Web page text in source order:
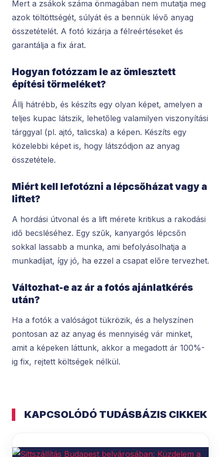
Mert a zsákok száma önmagában nem mutatja meg
azok töltöttségét, súlyát és a bennük lévő anyag
összetételét. A fotó kizárja a félreértéseket és
garantálja a fix árat.
Hogyan fotózzam le az ömlesztett
építési törmeléket?
Állj hátrébb, és készíts egy olyan képet, amelyen a
teljes kupac látszik, lehetőleg valamilyen viszonyítási
tárggyal (pl. ajtó, talicska) a képen. Készíts egy
közelebbi képet is, hogy látszódjon az anyag
összetétele.
Miért kell lefotózni a lépcsőházat vagy a
liftet?
A hordási útvonal és a lift mérete kritikus a rakodási
idő becsléséhez. Egy szűk, kanyargós lépcsőn
sokkal lassabb a munka, ami befolyásolhatja a
munkadíjat, így jó, ha ezzel a csapat előre tervezhet.
Változhat-e az ár a fotós ajánlatkérés
után?
Ha a fotók a valóságot tükrözik, és a helyszínen
pontosan az az anyag és mennyiség vár minket,
amit a képeken láttunk, akkor a megadott ár 100%-
ig fix, rejtett költségek nélkül.
KAPCSOLÓDÓ TUDÁSBÁZIS CIKKEK